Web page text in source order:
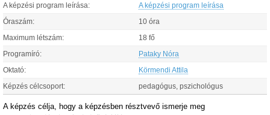
A képzési program leírása: A képzési program leírása
Óraszám: 10 óra
Maximum létszám: 18 fő
Programíró: Pataky Nóra
Oktató: Körmendi Attila
Képzés célcsoport: pedagógus, pszichológus
A képzés célja, hogy a képzésben résztvevő ismerje meg